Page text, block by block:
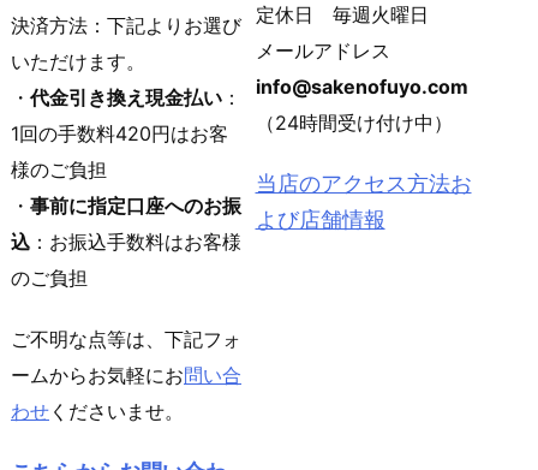
決済方法：下記よりお選び
いただけます。
・ 代金引き換え現金払い ：
1回の手数料420円はお客
様のご負担
・ 事前に指定口座へのお振
込 ：お振込手数料はお客様
のご負担
ご不明な点等は、下記フォ
ームからお気軽にお問い合
わせ くださいませ。
定休日 毎週火曜日
メールアドレス
info@sakenofuyo.com
（24時間受け付け中）
当店のアクセス方法お
よび店舗情報